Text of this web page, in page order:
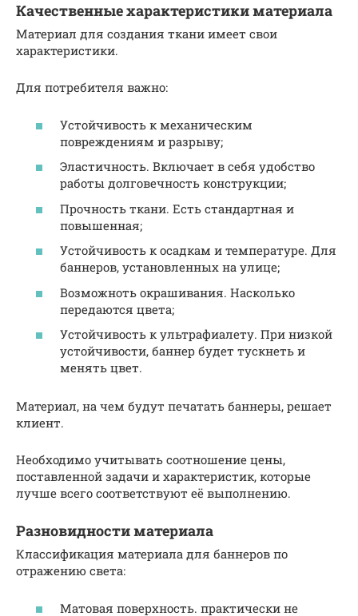
Качественные характеристики материала
Материал для создания ткани имеет свои
характеристики.
Для потребителя важно:
Устойчивость к механическим
повреждениям и разрыву;
Эластичность. Включает в себя удобство
работы долговечность конструкции;
Прочность ткани. Есть стандартная и
повышенная;
Устойчивость к осадкам и температуре. Для
баннеров, установленных на улице;
Возможноть окрашивания. Насколько
передаются цвета;
Устойчивость к ультрафиалету. При низкой
устойчивости, баннер будет тускнеть и
менять цвет.
Материал, на чем будут печатать баннеры, решает
клиент.
Необходимо учитывать соотношение цены,
поставленной задачи и характеристик, которые
лучше всего соответствуют её выполнению.
Разновидности материала
Классификация материала для баннеров по
отражению света:
Матовая поверхность. практически не